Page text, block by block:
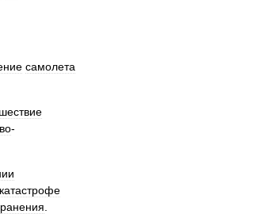
самолета
-
катастрофе
ранения